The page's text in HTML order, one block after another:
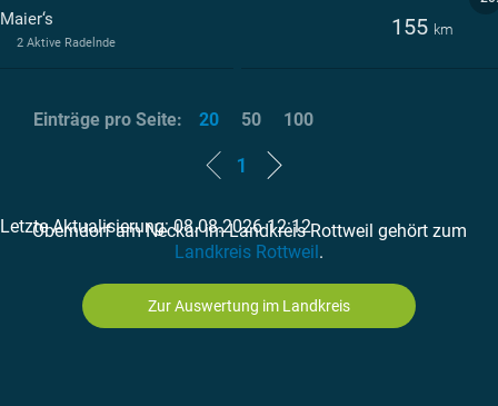
155 km
2 Aktive Radelnde
1
Letzte Aktualisierung: 08.08.2026 12:12
Einträge pro Seite: 20 50 100
Oberndorf am Neckar im Landkreis Rottweil gehört zum
Landkreis Rottweil.
Zur Auswertung im Landkreis